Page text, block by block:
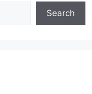
Search